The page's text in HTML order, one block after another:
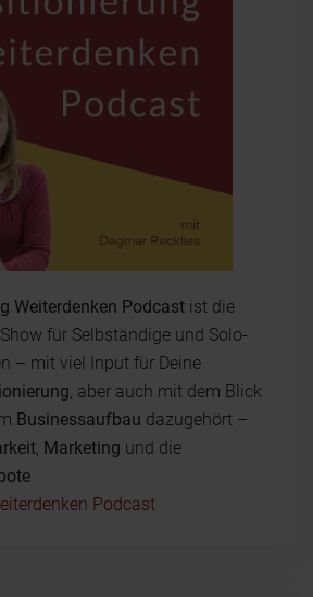
Weiterdenken Podcast ist die
für Selbständige und Solo-
– mit viel Input für Deine
, aber auch mit dem Blick
Businessaufbau dazugehört –
Marketing und die
Podcast